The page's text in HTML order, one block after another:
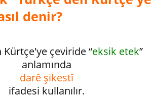
denir?
çeviride “eksik etek”
anlamında
darê şikestî
ifadesi kullanılır.